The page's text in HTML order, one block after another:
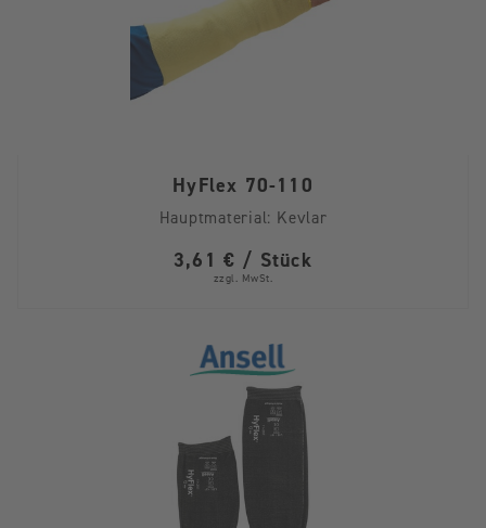
HyFlex 70-110
Hauptmaterial: Kevlar
3,61 € / Stück
zzgl. MwSt.